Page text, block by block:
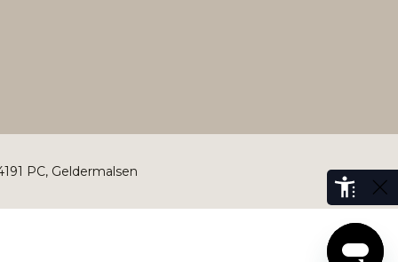
PC, Geldermalsen